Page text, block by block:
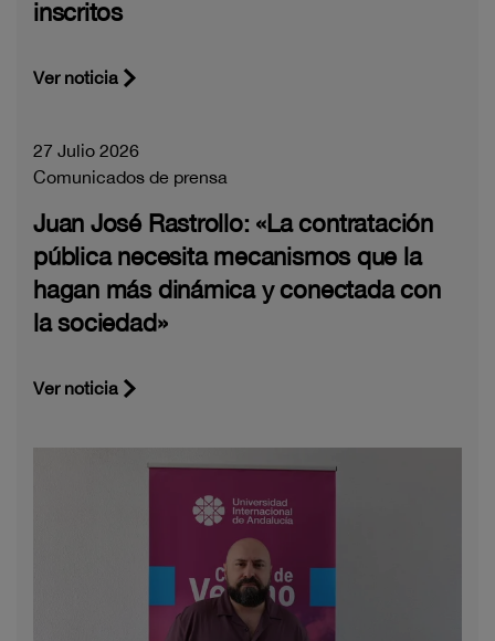
inscritos
Ver noticia
27 Julio 2026
Comunicados de prensa
Juan José Rastrollo: «La contratación
pública necesita mecanismos que la
hagan más dinámica y conectada con
la sociedad»
Ver noticia